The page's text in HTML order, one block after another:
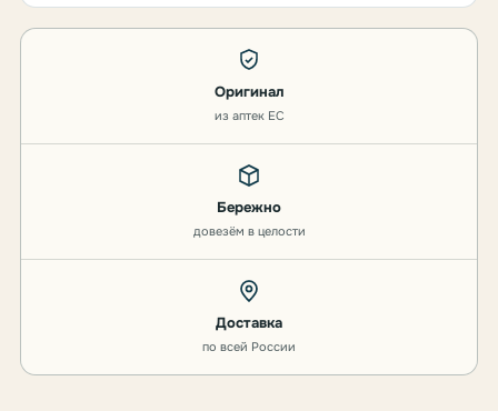
Оригинал
из аптек ЕС
Бережно
довезём в целости
Доставка
по всей России